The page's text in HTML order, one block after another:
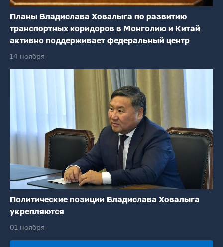
Планы Владислава Ховалыга по развитию
транспортных коридоров в Монголию и Китай
активно поддерживает федеральный центр
14 ноября
Политические позиции Владислава Ховалыга
укрепляются
01 ноября